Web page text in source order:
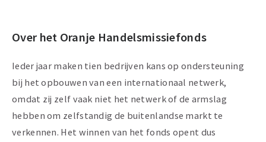
Over het Oranje Handelsmissiefonds
Ieder jaar maken tien bedrijven kans op ondersteuning
bij het opbouwen van een internationaal netwerk,
omdat zij zelf vaak niet het netwerk of de armslag
hebben om zelfstandig de buitenlandse markt te
verkennen. Het winnen van het fonds opent dus